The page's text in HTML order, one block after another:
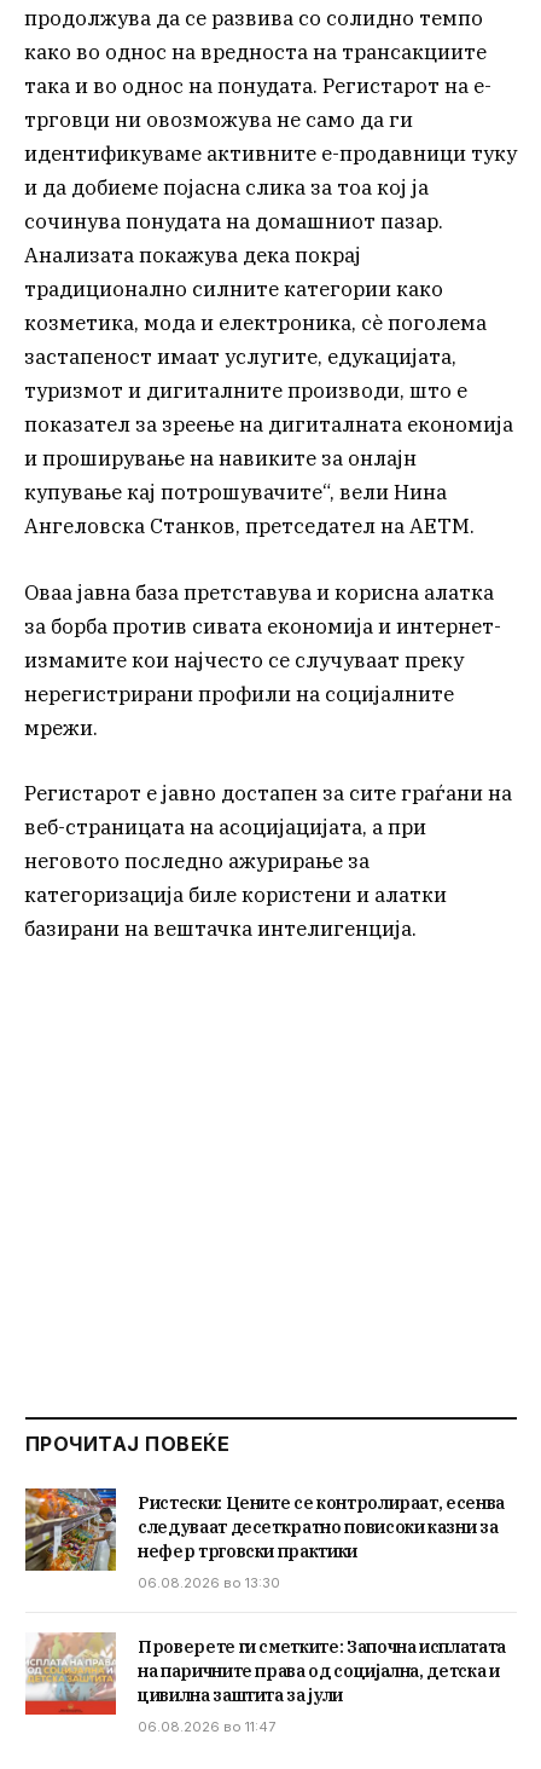
продолжува да се развива со солидно темпо
како во однос на вредноста на трансакциите
така и во однос на понудата. Регистарот на е-
трговци ни овозможува не само да ги
идентификуваме активните е-продавници туку
и да добиеме појасна слика за тоа кој ја
сочинува понудата на домашниот пазар.
Анализата покажува дека покрај
традиционално силните категории како
козметика, мода и електроника, сè поголема
застапеност имаат услугите, едукацијата,
туризмот и дигиталните производи, што е
показател за зреење на дигиталната економија
и проширување на навиките за онлајн
купување кај потрошувачите“, вели Нина
Ангеловска Станков, претседател на АЕТМ.
Оваа јавна база претставува и корисна алатка
за борба против сивата економија и интернет-
измамите кои најчесто се случуваат преку
нерегистрирани профили на социјалните
мрежи.
Регистарот е јавно достапен за сите граѓани на
веб-страницата на асоцијацијата, а при
неговото последно ажурирање за
категоризација биле користени и алатки
базирани на вештачка интелигенција.
ПРОЧИТАЈ ПОВЕЌЕ
Ристески: Цените се контролираат, есенва
следуваат десеткратно повисоки казни за
нефер трговски практики
06.08.2026 во 13:30
Проверете ги сметките: Започна исплатата
на паричните права од социјална, детска и
цивилна заштита за јули
06.08.2026 во 11:47